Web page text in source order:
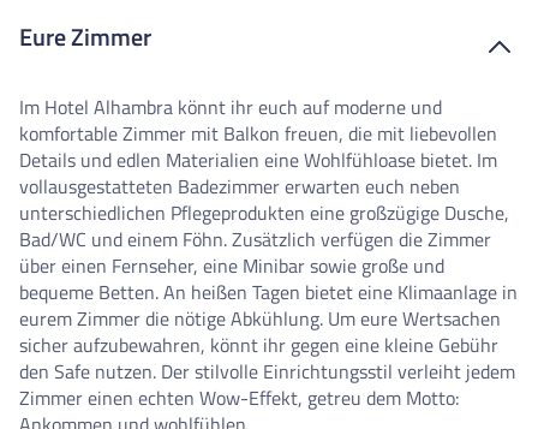
Eure Zimmer
Im Hotel Alhambra könnt ihr euch auf moderne und
komfortable Zimmer mit Balkon freuen, die mit liebevollen
Details und edlen Materialien eine Wohlfühloase bietet. Im
vollausgestatteten Badezimmer erwarten euch neben
unterschiedlichen Pflegeprodukten eine großzügige Dusche,
Bad/WC und einem Föhn. Zusätzlich verfügen die Zimmer
über einen Fernseher, eine Minibar sowie große und
bequeme Betten. An heißen Tagen bietet eine Klimaanlage in
eurem Zimmer die nötige Abkühlung. Um eure Wertsachen
sicher aufzubewahren, könnt ihr gegen eine kleine Gebühr
den Safe nutzen. Der stilvolle Einrichtungsstil verleiht jedem
Zimmer einen echten Wow-Effekt, getreu dem Motto: